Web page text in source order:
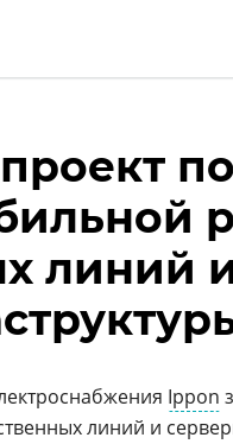
по
линий
Ippon
линий и